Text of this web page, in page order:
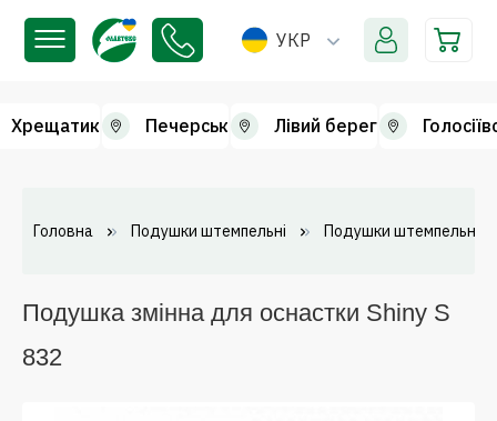
УКР
Хрещатик Печерськ Лівий берег
Головна Подушки штемпельні Подушки штемпельні
Подушка змінна для оснастки Shiny S
832